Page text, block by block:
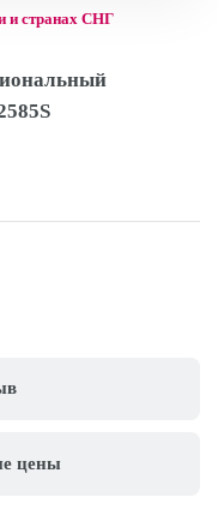
цены
и странах СНГ